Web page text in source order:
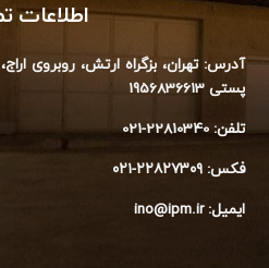
اطلاعات
آدرس: تهران، بزگراه ارتش، روبروی
پستی 1956836613
تلفن: 22810340-021
فکس: ۲۲۸۲۷۳۰۹-۰۲۱
ایمیل: ino@ipm.ir